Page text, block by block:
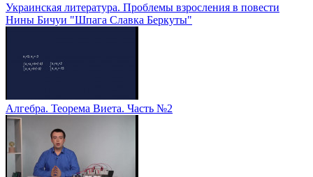
Украинская литература. Проблемы взросления в повести
Нины Бичуи "Шпага Славка Беркуты"
Алгебра. Теорема Виета. Часть №2